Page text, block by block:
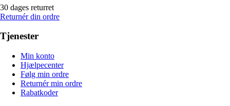
30 dages returret
Returnér din ordre
Tjenester
Min konto
Hjælpecenter
Følg min ordre
Returnér min ordre
Rabatkoder